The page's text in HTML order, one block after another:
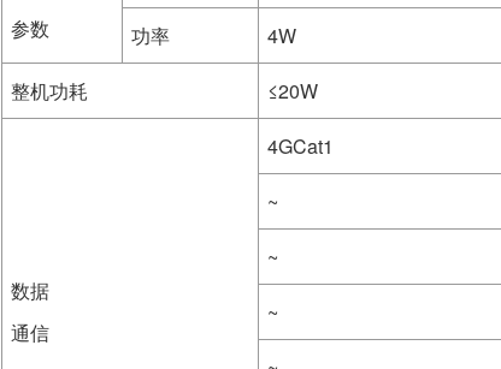
参数
功率
4W
整机功耗
≤20W
数据
通信
4GCat1
~
~
~